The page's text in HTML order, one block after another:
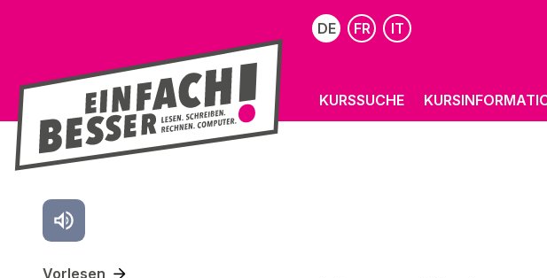
DE FR IT
KURSSUCHE
Vorlesen